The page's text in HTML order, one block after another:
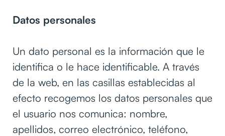
Datos personales
Un dato personal es la información que le
identifica o le hace identificable. A través
de la web, en las casillas establecidas al
efecto recogemos los datos personales que
el usuario nos comunica: nombre,
apellidos, correo electrónico, teléfono,